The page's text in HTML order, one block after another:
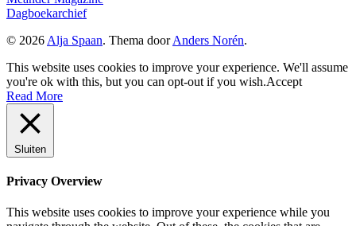
Dagboekarchief
© 2026 Alja Spaan. Thema doorAnders Norén.
This website uses cookies to improve your experience. We'll assume
you're ok with this, but you can opt-out if you wish.Accept
Read More
Sluiten
Privacy Overview
This website uses cookies to improve your experience while you